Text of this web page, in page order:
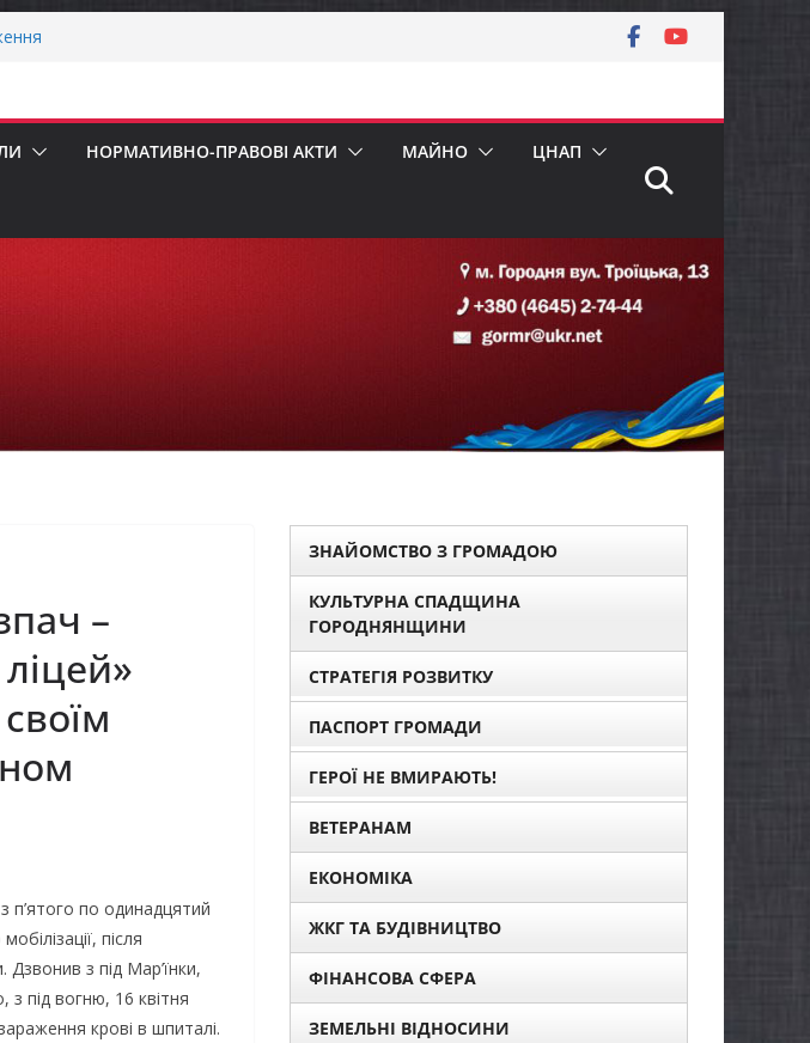
та
НОРМАТИВНО-ПРАВОВІ АКТИ МАЙНО ЦНАП
–
п’ятого по одинадцятий
після
Дзвонив з під Мар’їнки,
під вогню, 16 квітня
крові в шпиталі.
ЗНАЙОМСТВО З ГРОМАДОЮ
КУЛЬТУРНА СПАДЩИНА
ГОРОДНЯНЩИНИ
СТРАТЕГІЯ РОЗВИТКУ
ПАСПОРТ ГРОМАДИ
ГЕРОЇ НЕ ВМИРАЮТЬ!
ВЕТЕРАНАМ
ЕКОНОМІКА
ЖКГ ТА БУДІВНИЦТВО
ФІНАНСОВА СФЕРА
ЗЕМЕЛЬНІ ВІДНОСИНИ